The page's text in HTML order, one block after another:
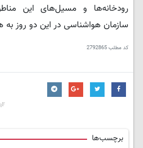
رودخانه‌ها و مسیل‌های این
سازمان هواشناسی در این دو روز
کد مطلب2792865
برچسب‌ها